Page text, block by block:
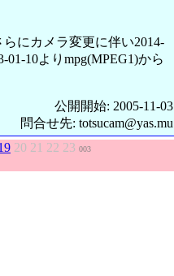
らにカメラ変更に伴い2014-
10よりmpg(MPEG1)から
公開開始: 2005-11-03
問合せ先: totsucam@yas.mu
20 21 22 23 003